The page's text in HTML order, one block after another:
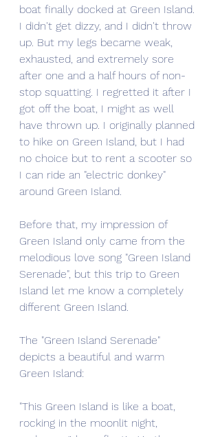
boat finally docked at Green Island.
I didn't get dizzy, and I didn't throw
up. But my legs became weak,
exhausted, and extremely sore
after one and a half hours of non-
stop squatting. I regretted it after I
got off the boat, I might as well
have thrown up. I originally planned
to hike on Green Island, but I had
no choice but to rent a scooter so
I can ride an "electric donkey"
around Green Island.
Before that, my impression of
Green Island only came from the
melodious love song "Green Island
Serenade", but this trip to Green
Island let me know a completely
different Green Island.
The "Green Island Serenade"
depicts a beautiful and warm
Green Island:
"This Green Island is like a boat,
rocking in the moonlit night,